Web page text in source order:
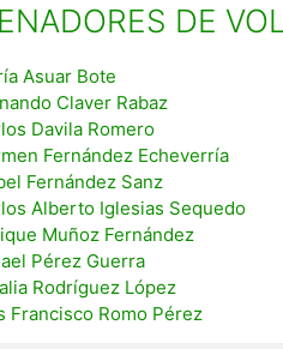
DE
Asuar Bote
Claver Rabaz
Davila Romero
Fernández Echeverría
Fernández Sanz
Alberto Iglesias Sequedo
Muñoz Fernández
Pérez Guerra
Rodríguez López
Francisco Romo Pérez